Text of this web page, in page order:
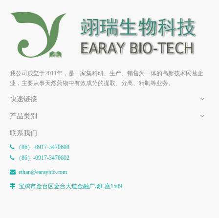
11-脱氧罗汉果苷IIIE
HPLC>98% 中药标准品 对照
品
中药标准品 对照品
我公司成立于2011年，是一家集科研、生产、销售为一体的高新技术民营企
业，主要从事天然药物中有效成分的提取、分离、精制等业务。
快速链接
产品类别
联系我们
（86）-0917-3470608
（86）-0917-3470602
 ethan@earaybio.com
 宝鸡市金台区金台大道金融广场C座1509